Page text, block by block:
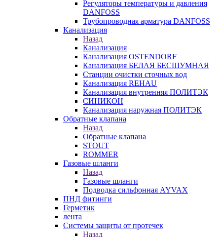
Регуляторы температуры и давления
DANFOSS
Трубопроводная арматура DANFOSS
Канализация
Назад
Канализация
Канализация OSTENDORF
Канализация БЕЛАЯ БЕСШУМНАЯ
Станции очистки сточных вод
Канализация REHAU
Канализация внутренняя ПОЛИТЭК
СИНИКОН
Канализация наружная ПОЛИТЭК
Обратные клапана
Назад
Обратные клапана
STOUT
ROMMER
Газовые шланги
Назад
Газовые шланги
Подводка сильфонная AYVAX
ПНД фитинги
Герметик
лента
Системы защиты от протечек
Назад